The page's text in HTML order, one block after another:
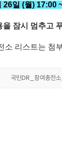
26일 (월) 17:00
을 잠시 멈추고
소 리스트는 첨
국민DR_참여충전